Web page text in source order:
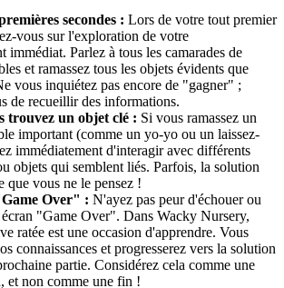
secondes : Lors de votre tout premier
vous sur l'exploration de votre
immédiat. Parlez à tous les camarades de
et ramassez tous les objets évidents que
vous inquiétez pas encore de "gagner" ;
de recueillir des informations.
trouvez un objet clé : Si vous ramassez un
important (comme un yo-yo ou un laissez-
immédiatement d'interagir avec différents
objets qui semblent liés. Parfois, la solution
que vous ne le pensez !
Over" : N'ayez pas peur d'échouer ou
"Game Over". Dans Wacky Nursery,
ratée est une occasion d'apprendre. Vous
connaissances et progresserez vers la solution
partie. Considérez cela comme une
et non comme une fin !